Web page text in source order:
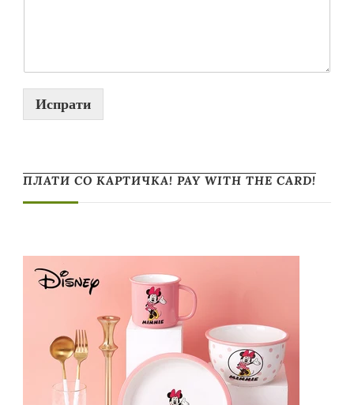
Испрати
ПЛАТИ СО КАРТИЧКА! PAY WITH THE CARD!